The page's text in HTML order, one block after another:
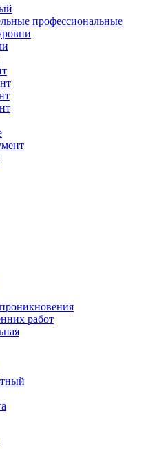
профессиональные
работ